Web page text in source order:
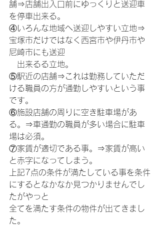
舗⇒店舗出入口前にゆっくりと送迎車
を停車出来る。
④いろんな地域へ送迎しやすい立地⇒
宝塚市だけではなく西宮市や伊丹市や
尼崎市にも送迎
出来るる立地。
⑤駅近の店舗⇒これは勤務していただ
ける職員の方が通勤しやすいという事
です。
⑥施設店舗の周りに空き駐車場があ
る。⇒車通勤の職員が多い場合に駐車
場は必須。
⑦家賃が適切である事。⇒家賃が高い
と赤字になってしまう。
上記7点の条件が満たしている事を条件
にするとなかなか見つかりませんでし
たがやっと
全てを満たす条件の物件が出てきまし
た。